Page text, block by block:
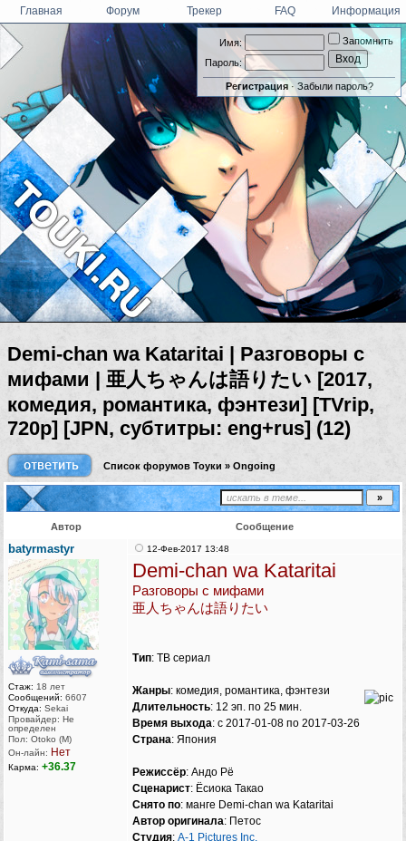
Имя:
Пароль:
Запомнить
Регистрация· Забыли пароль?
Главная Форум Трекер FAQ Информация
Demi-chan wa Kataritai | Разговоры с
мифами | 亜人ちゃんは語りたい [2017,
комедия, романтика, фэнтези] [TVrip,
720p] [JPN, субтитры: eng+rus] (12)
Список форумов Тоуки » Ongoing
Автор Сообщение
batyrmastyr
Стаж: 18 лет
Сообщений: 6607
Откуда: Sekai
Провайдер: Не
определен
Пол: Otoko (M)
Он-лайн: Нет
Карма: +36.37
12-Фев-2017 13:48
Demi-chan wa Kataritai
Разговоры с мифами
亜人ちゃんは語りたい
Тип: ТВ сериал
Жанры: комедия, романтика, фэнтези
Длительность: 12 эп. по 25 мин.
Время выхода: c 2017-01-08 по 2017-03-26
Страна: Япония
Режиссёр: Андо Рё
Сценарист: Ёсиока Такао
Снято по: манге Demi-chan wa Kataritai
Автор оригинала: Петос
Студия: A-1 Pictures Inc.